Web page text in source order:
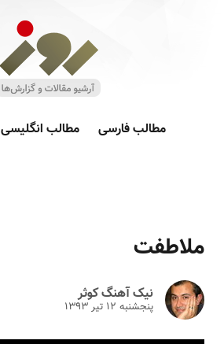
مطالب فارسی مطالب انگلیسی
ملاطفت
نیک آهنگ کوثر
پنجشنبه ۱۲ تير ۱۳۹۳